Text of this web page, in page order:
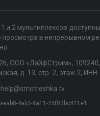
и 2 мультиплексов
просмотра в непрерывном
ООО «ЛайфСтрим», 109240,
д. 13, стр. 2, этаж 2, ИНН
aab8-4ab3-8a11-25f83bc811e1